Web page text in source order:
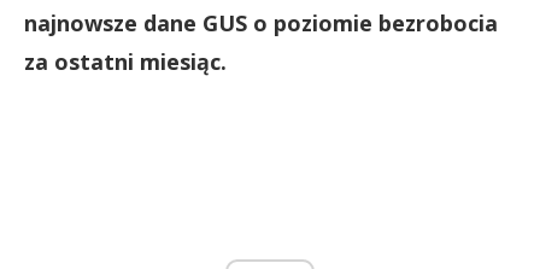
najnowsze dane GUS o poziomie bezrobocia
za ostatni miesiąc.